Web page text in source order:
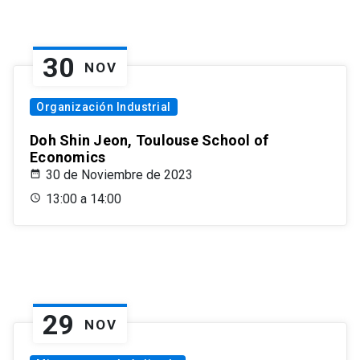
30 NOV
Organización Industrial
Doh Shin Jeon, Toulouse School of
Economics
30 de Noviembre de 2023
13:00 a 14:00
29 NOV